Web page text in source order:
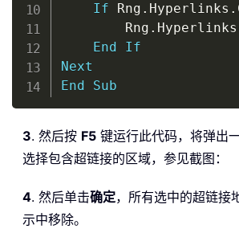
If Rng . Hyperlinks .
        Rng
. Hyperlinks
End
If
Next
End
Sub
3. 然后按 F5 键运行此代码，将弹出
选择包含超链接的区域，参见截图：
4. 然后单击确定，所有选中的超链接
示中移除。